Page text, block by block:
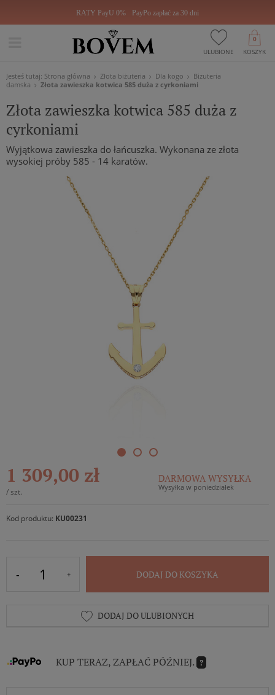
RATY PayU 0% PayPo zapłać za 30 dni
ULUBIONE KOSZYK
0
Jesteś tutaj: Strona główna Złota biżuteria Dla kogo
Biżuteria
damska
Złota zawieszka kotwica 585 duża z cyrkoniami
Złota zawieszka kotwica 585 duża z
cyrkoniami
Wyjątkowa zawieszka do łańcuszka. Wykonana ze złota
wysokiej próby 585 - 14 karatów.
1 309,00 zł
/ szt.
DARMOWA WYSYŁKA
Wysyłka w poniedziałek
Kod produktu: KU00231
DODAJ DO KOSZYKA
DODAJ DO ULUBIONYCH
KUP TERAZ, ZAPŁAĆ PÓŹNIEJ. ?